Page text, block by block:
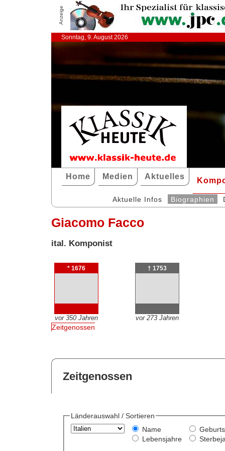
Anzeige
Sonntag, 9. August 2026
Home Medien Aktuelles
Aktuelle Infos Biographien
Giacomo Facco
ital. Komponist
* 1676
vor 350 Jahren
† 1753
vor 273 Jahren
Zeitgenossen
Zeitgenossen
Länderauswahl / Sortieren
Name
Lebensjahre